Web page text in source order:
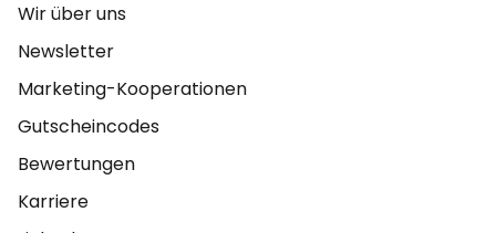
Wir über uns
Newsletter
Marketing-Kooperationen
Gutscheincodes
Bewertungen
Karriere